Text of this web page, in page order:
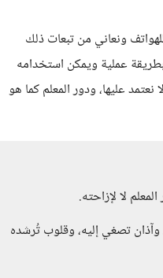
ونعاني من تبعات ذلك
عملية ويمكن استخدامه
عليها، ودور المعلم كما هو
لا لإزاحته.
تصغي إليه، وقلوب تُرشده